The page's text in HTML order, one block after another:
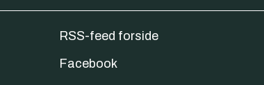
RSS-feed forside
Facebook